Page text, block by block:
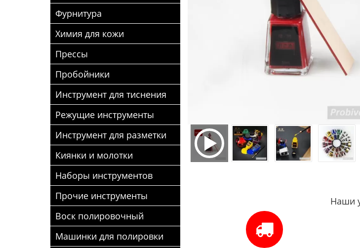
Фурнитура
Химия для кожи
Прессы
Пробойники
Инструмент для тиснения
Режущие инструменты
Инструмент для разметки
Киянки и молотки
Наборы инструментов
Прочие инструменты
Воск полировочный
Машинки для полировки
Наши